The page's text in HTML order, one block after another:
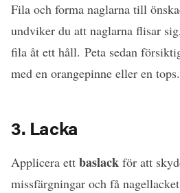
Fila och forma naglarna till
undviker du att naglarna flisar
fila åt ett håll. Peta sedan
med en orangepinne eller en tops.
3. Lacka
Applicera ett baslack för att
missfärgningar och få